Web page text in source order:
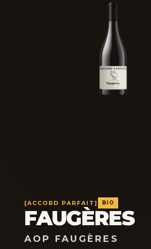
[ACCORD PARFAIT] BIO
FAUGÈRES
AOP FAUGÈRES